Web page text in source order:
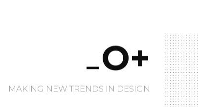
O+
MAKING NEW TRENDS IN DESIGN